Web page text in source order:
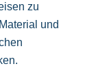
zu
und